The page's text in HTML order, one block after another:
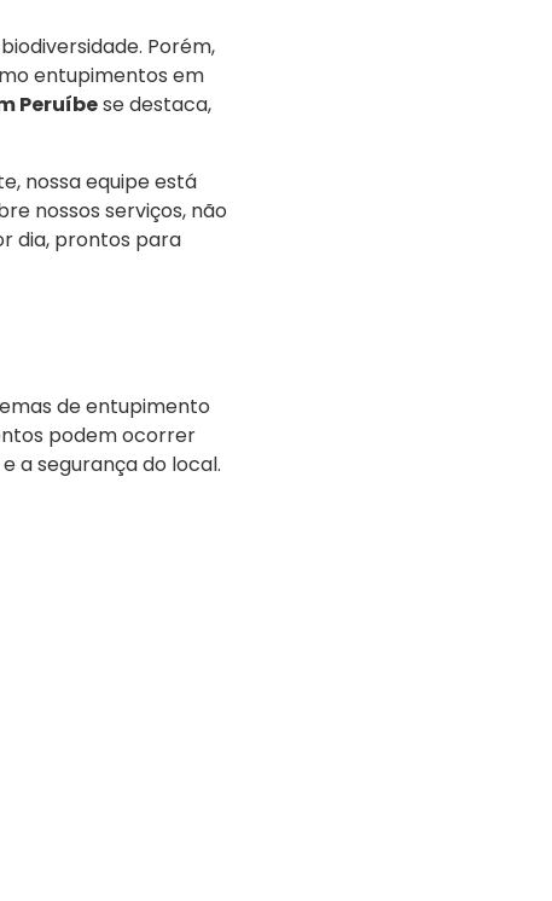
Porém,
entupimentos em
Peruíbese destaca,
nossa equipe está
nossos serviços, não
dia, prontos para
de entupimento
podem ocorrer
a segurança do local.